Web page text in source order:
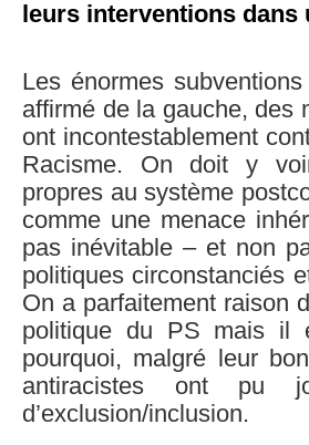
leurs interventions
Les énormes
affirmé de la gauche, des
ont incontestablement
Racisme. On doit y
propres au système
comme une menace
pas inévitable – et non
politiques circonstanciés
On a parfaitement raison
politique du PS mais il
pourquoi, malgré leur
antiracistes ont pu
d’exclusion/inclusion.